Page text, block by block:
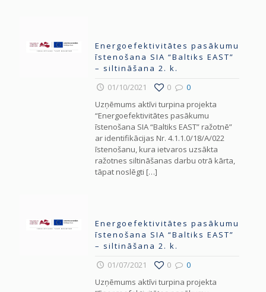
Energoefektivitātes pasākumu
īstenošana SIA “Baltiks EAST”
– siltināšana 2. k.
01/10/2021
0
0
Uzņēmums aktīvi turpina projekta
“Energoefektivitātes pasākumu
īstenošana SIA “Baltiks EAST” ražotnē”
ar identifikācijas Nr. 4.1.1.0/18/A/022
īstenošanu, kura ietvaros uzsākta
ražotnes siltināšanas darbu otrā kārta,
tāpat noslēgti […]
Energoefektivitātes pasākumu
īstenošana SIA “Baltiks EAST”
– siltināšana 2. k.
01/07/2021
0
0
Uzņēmums aktīvi turpina projekta